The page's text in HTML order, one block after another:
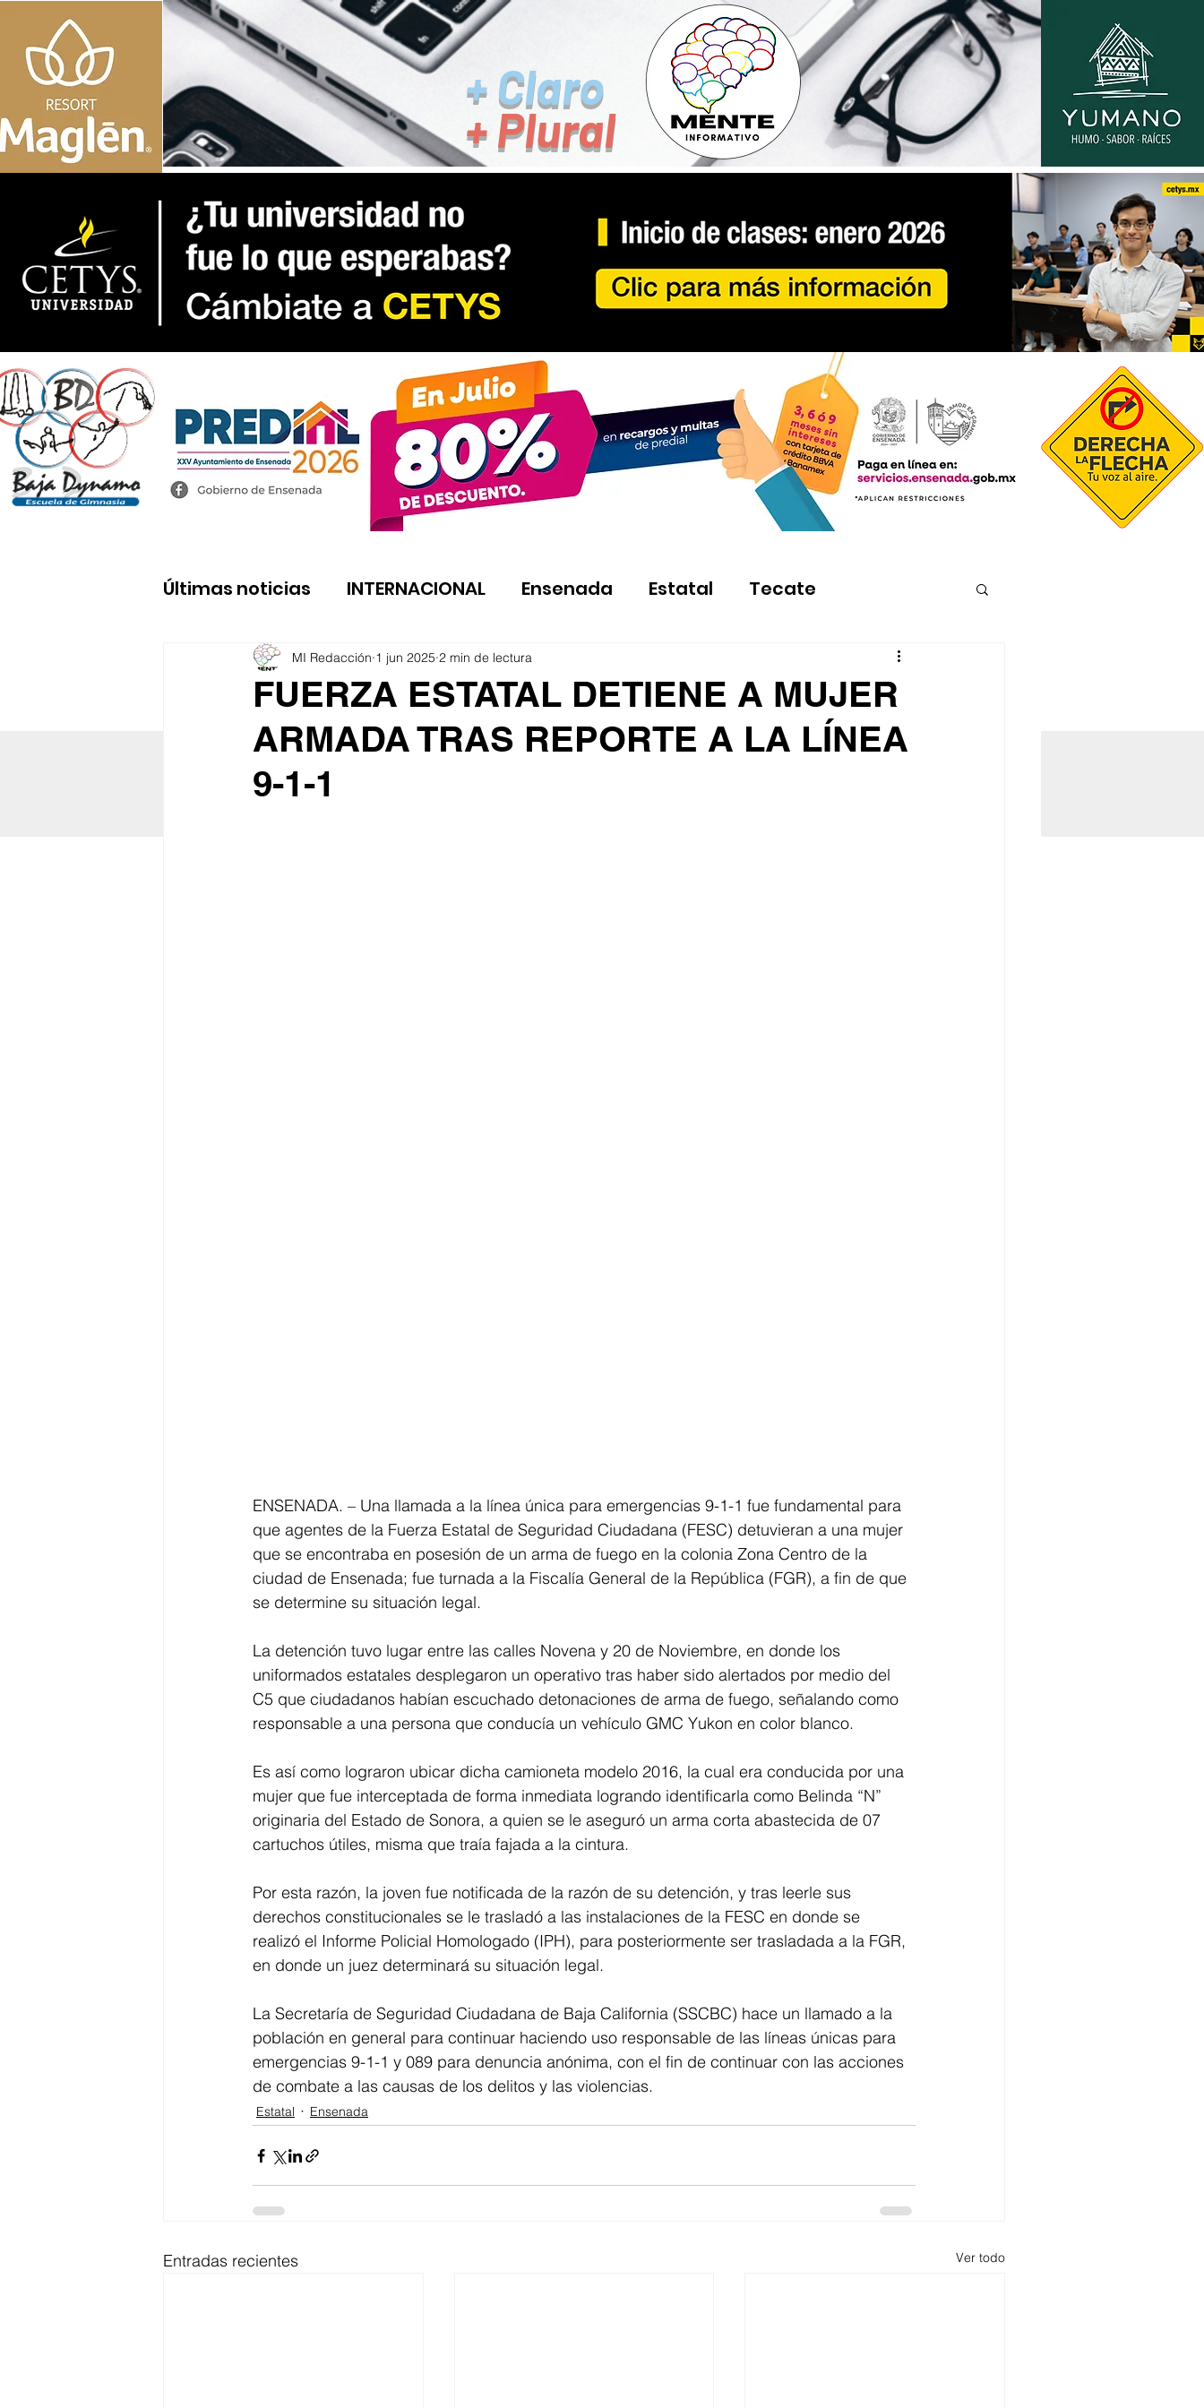
+ Claro
+ Plural
Últimas noticias INTERNACIONAL Ensenada Estatal Tecate
FUERZA ESTATAL DETIENE A MUJER
ARMADA TRAS REPORTE A LA LÍNEA
9-1-1
MI Redacción 1 jun 2025 2 min de lectura
ENSENADA. – Una llamada a la línea única para emergencias 9-1-1 fue fundamental para
que agentes de la Fuerza Estatal de Seguridad Ciudadana (FESC) detuvieran a una mujer
que se encontraba en posesión de un arma de fuego en la colonia Zona Centro de la
ciudad de Ensenada; fue turnada a la Fiscalía General de la República (FGR), a fin de que
se determine su situación legal.
La detención tuvo lugar entre las calles Novena y 20 de Noviembre, en donde los
uniformados estatales desplegaron un operativo tras haber sido alertados por medio del
C5 que ciudadanos habían escuchado detonaciones de arma de fuego, señalando como
responsable a una persona que conducía un vehículo GMC Yukon en color blanco.
Es así como lograron ubicar dicha camioneta modelo 2016, la cual era conducida por una
mujer que fue interceptada de forma inmediata logrando identificarla como Belinda “N”
originaria del Estado de Sonora, a quien se le aseguró un arma corta abastecida de 07
cartuchos útiles, misma que traía fajada a la cintura.
Por esta razón, la joven fue notificada de la razón de su detención, y tras leerle sus
derechos constitucionales se le trasladó a las instalaciones de la FESC en donde se
realizó el Informe Policial Homologado (IPH), para posteriormente ser trasladada a la FGR,
en donde un juez determinará su situación legal.
La Secretaría de Seguridad Ciudadana de Baja California (SSCBC) hace un llamado a la
población en general para continuar haciendo uso responsable de las líneas únicas para
emergencias 9-1-1 y 089 para denuncia anónima, con el fin de continuar con las acciones
de combate a las causas de los delitos y las violencias.
Estatal Ensenada
Entradas recientes Ver todo